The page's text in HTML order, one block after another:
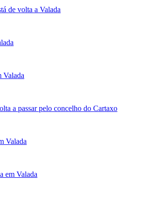
de volta a Valada
Valada
a passar pelo concelho do Cartaxo
Valada
em Valada